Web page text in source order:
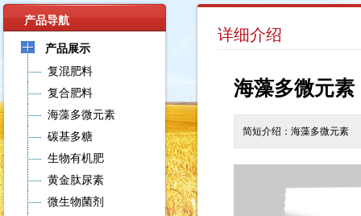
产品导航
产品展示
复混肥料
复合肥料
海藻多微元素
碳基多糖
生物有机肥
黄金肽尿素
微生物菌剂
详细介绍
海藻多微元素
简短介绍：海藻多微元素